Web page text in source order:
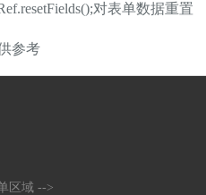
对表单数据重置
参考
区域 -->